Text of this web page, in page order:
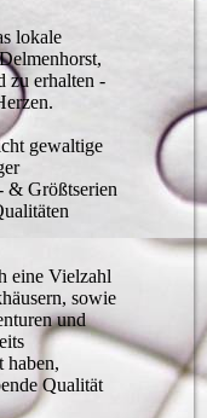
lokale
zu erhalten -
gewaltige
& Größtserien
eine Vielzahl
sowie
und
haben,
Qualität